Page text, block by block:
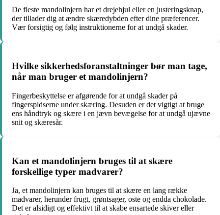
De fleste mandolinjern har et drejehjul eller en justeringsknap,
der tillader dig at ændre skæredybden efter dine præferencer.
Vær forsigtig og følg instruktionerne for at undgå skader.
Hvilke sikkerhedsforanstaltninger bør man tage,
når man bruger et mandolinjern?
Fingerbeskyttelse er afgørende for at undgå skader på
fingerspidserne under skæring. Desuden er det vigtigt at bruge
ens håndtryk og skære i en jævn bevægelse for at undgå ujævne
snit og skæresår.
Kan et mandolinjern bruges til at skære
forskellige typer madvarer?
Ja, et mandolinjern kan bruges til at skære en lang række
madvarer, herunder frugt, grøntsager, oste og endda chokolade.
Det er alsidigt og effektivt til at skabe ensartede skiver eller